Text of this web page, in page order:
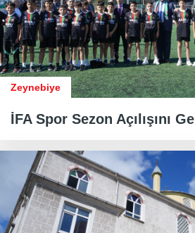
Zeynebiye
İFA Spor Sezon Açılışını